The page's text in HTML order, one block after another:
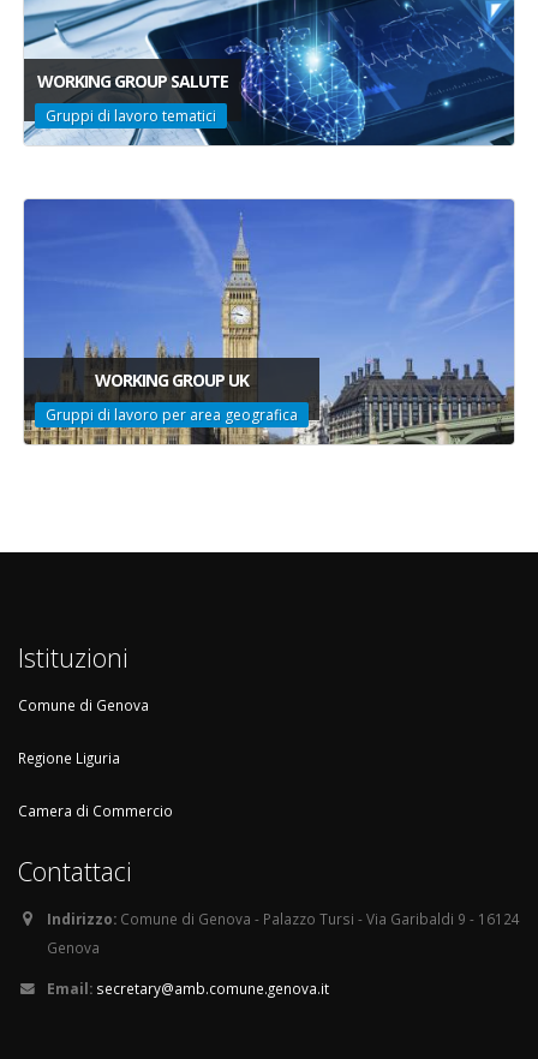
WORKING GROUP SALUTE
Gruppi di lavoro tematici
WORKING GROUP UK
Gruppi di lavoro per area geografica
Istituzioni
Comune di Genova
Regione Liguria
Camera di Commercio
Contattaci
Indirizzo: Comune di Genova - Palazzo Tursi - Via Garibaldi 9 - 16124
Genova
Email: secretary@amb.comune.genova.it